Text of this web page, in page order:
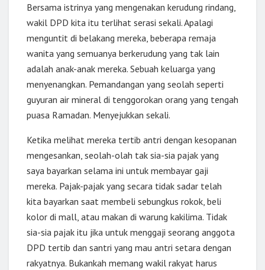
Bersama istrinya yang mengenakan kerudung rindang,
wakil DPD kita itu terlihat serasi sekali. Apalagi
menguntit di belakang mereka, beberapa remaja
wanita yang semuanya berkerudung yang tak lain
adalah anak-anak mereka. Sebuah keluarga yang
menyenangkan. Pemandangan yang seolah seperti
guyuran air mineral di tenggorokan orang yang tengah
puasa Ramadan. Menyejukkan sekali.
Ketika melihat mereka tertib antri dengan kesopanan
mengesankan, seolah-olah tak sia-sia pajak yang
saya bayarkan selama ini untuk membayar gaji
mereka. Pajak-pajak yang secara tidak sadar telah
kita bayarkan saat membeli sebungkus rokok, beli
kolor di mall, atau makan di warung kakilima. Tidak
sia-sia pajak itu jika untuk menggaji seorang anggota
DPD tertib dan santri yang mau antri setara dengan
rakyatnya. Bukankah memang wakil rakyat harus